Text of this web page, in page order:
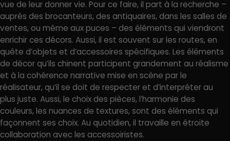
vue de leur donner vie. Pour ce faire, il part à la recherche –
auprès des brocanteurs, des antiquaires, dans les salles de
ventes, ou même aux puces – des éléments qui viendront
enrichir ces décors. Aussi, il est souvent sur les routes, en
quête d’objets et d’accessoires spécifiques. Les éléments
de décor qu’ils chinent participent grandement au réalisme
et à la cohérence narrative mise en scène par le
réalisateur, qu’il se doit de respecter et d’interpréter au
plus juste. Aussi, le choix des pièces, l’harmonie des
couleurs, les nuances de textures, sont des éléments qui
façonnent ses choix. Au quotidien, il travaille en étroite
collaboration avec les accessoiristes.